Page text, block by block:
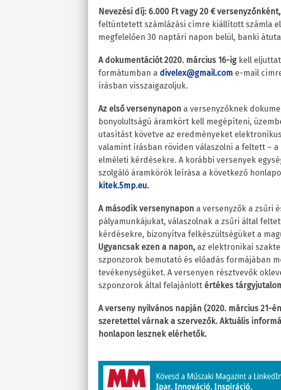
Nevezési díj: 6.000 Ft vagy 20 € versenyzőnként,
feltüntetett számlázási címre kiállított számla
megfelelően 30 naptári napon belül, banki
A dokumentációt 2020. március 16-ig kell
formátumban a divelex@gmail.com e-mail
írásban visszaigazoljuk.
Az első versenynapon a versenyzőknek
bonyolultságú áramkört kell megépíteni,
utasítást követve az eredményeket
valamint írásban röviden válaszolni a feltett –
elméleti kérdésekre. A korábbi versenyek
szolgáló áramkörök leírása a következő
kitek.5mp.eu.
A második versenynapon a versenyzők a zsűri
pályamunkájukat, válaszolnak a zsűri által
kérdésekre, bizonyítva felkészültségüket a
Ugyancsak ezen a napon, az elektronikai
szponzorok bemutató és előadás formájában
tevékenységüket. A versenyen résztvevők
szponzorok által felajánlott értékes
A verseny nyilvános napján (2020. március 21-
szeretettel várnak a szervezők. Aktuális
honlapon lesznek elérhetők.